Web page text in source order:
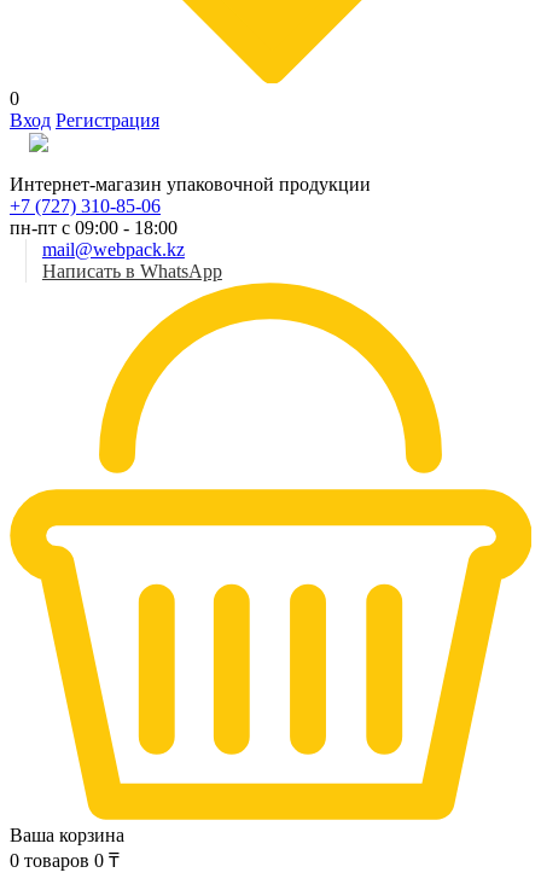
0
Вход Регистрация
Интернет-магазин упаковочной продукции
+7 (727) 310-85-06
пн-пт с 09:00 - 18:00
mail@webpack.kz
Написать в WhatsApp
Ваша корзина
0 товаров 0 ₸